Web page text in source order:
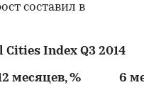
составил в
Index Q3 2014
месяцев, %
6